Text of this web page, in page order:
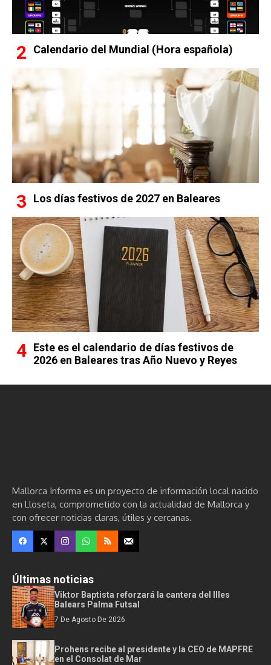
Calendario del Mundial (Hora española)
Los días festivos de 2027 en Baleares
Este es el calendario de días festivos de
2026 en Baleares tras Año Nuevo y Reyes
Mallorca Informa es un proyecto de información local nacido
en Lloseta, comprometido con la actualidad de Mallorca y
con ofrecer noticias claras, útiles y cercanas.
Últimas noticias
Viktor Baptista reforzará la cantera del Illes
Balears Palma Futsal
7 De Agosto De 2026
Prohens recibe al presidente y la CEO de MAPFRE
en el Consolat de Mar